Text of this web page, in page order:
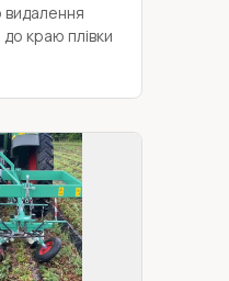
до краю плівки